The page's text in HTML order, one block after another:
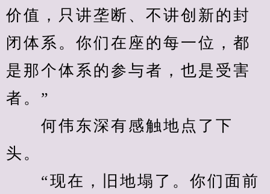
价值，只讲垄断、不讲创新的封
闭体系。你们在座的每一位，都
是那个体系的参与者，也是受害
者。”
何伟东深有感触地点了下
头。
“现在，旧地塌了。你们面前